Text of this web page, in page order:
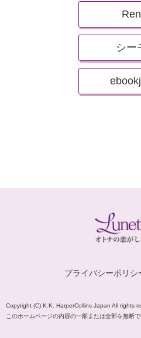
シー
プライバシーポリシ
Copyright (C) K.K. HarperCollins Japan All rights
このホームページの内容の一部または全部を無断